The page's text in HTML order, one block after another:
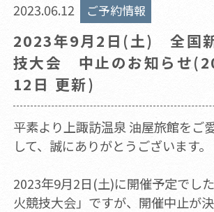
2023.06.12 ご予約情報
2023年9月2日(土) 全国
技大会 中止のお知らせ
12日 更新)
平素より上諏訪温泉 油屋旅館をご
して、誠にありがとうございます。
2023年9月2日(土)に開催予定でし
火競技大会」ですが、開催中止が決